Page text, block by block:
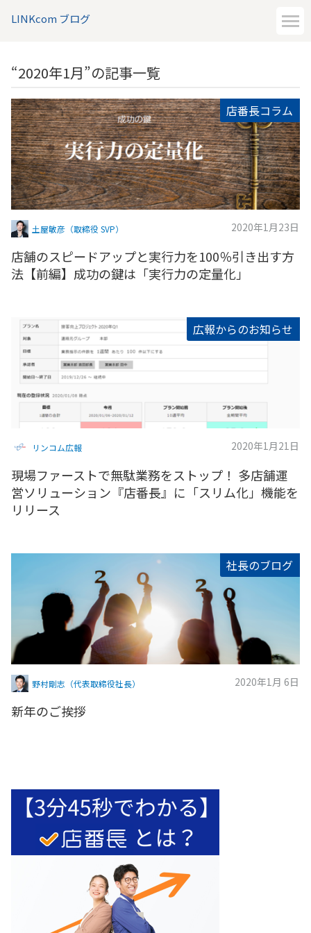
LINKcom ブログ
“2020年1月”の記事一覧
店番長コラム
土屋敏彦（取締役 SVP） 2020年1月23日
店舗のスピードアップと実行力を100％引き出す方
法【前編】成功の鍵は「実行力の定量化」
広報からのお知らせ
リンコム広報 2020年1月21日
現場ファーストで無駄業務をストップ！ 多店舗運
営ソリューション『店番長』に「スリム化」機能を
リリース
社長のブログ
野村剛志（代表取締役社長） 2020年1月 6日
新年のご挨拶